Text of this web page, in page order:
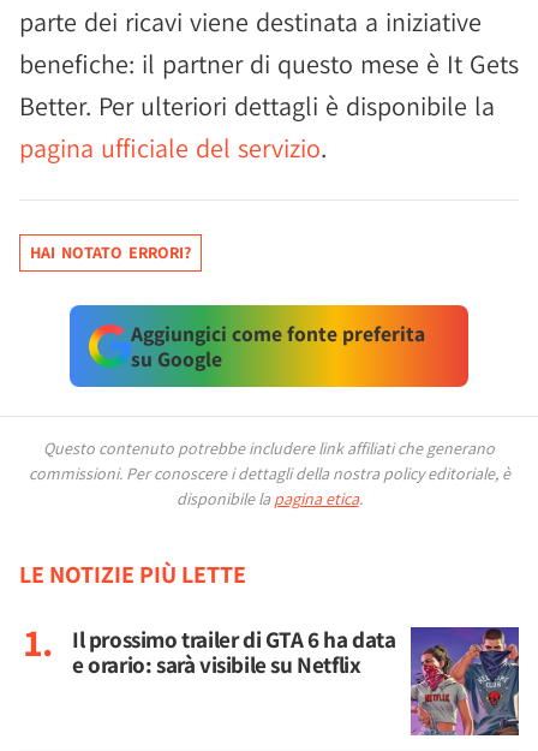
parte dei ricavi viene destinata a iniziative
benefiche: il partner di questo mese è It Gets
Better. Per ulteriori dettagli è disponibile la
pagina ufficiale del servizio.
HAI NOTATO ERRORI?
Aggiungici come fonte preferita
su Google
Questo contenuto potrebbe includere link affiliati che generano
commissioni. Per conoscere i dettagli della nostra policy editoriale, è
disponibile la pagina etica.
LE NOTIZIE PIÙ LETTE
Il prossimo trailer di GTA 6 ha data
e orario: sarà visibile su Netflix